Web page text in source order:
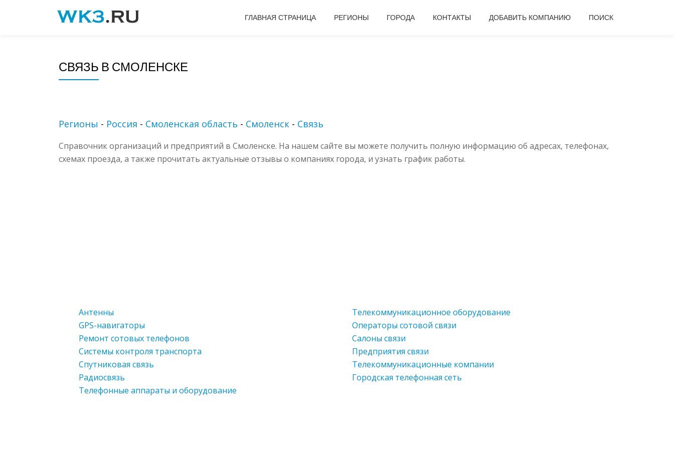
ГЛАВНАЯ СТРАНИЦА РЕГИОНЫ ГОРОДА КОНТАКТЫ ДОБАВИТЬ КОМПАНИЮ ПОИСК
СВЯЗЬ В СМОЛЕНСКЕ
Регионы - Россия - Смоленская область - Смоленск - Связь
Справочник организаций и предприятий в Смоленске. На нашем сайте вы можете получить полную информацию об адресах, телефонах,
схемах проезда, а также прочитать актуальные отзывы о компаниях города, и узнать график работы.
Антенны
Телекоммуникационное оборудование
GPS-навигаторы
Операторы сотовой связи
Ремонт сотовых телефонов
Салоны связи
Системы контроля транспорта
Предприятия связи
Спутниковая связь
Телекоммуникационные компании
Радиосвязь
Городская телефонная сеть
Телефонные аппараты и оборудование